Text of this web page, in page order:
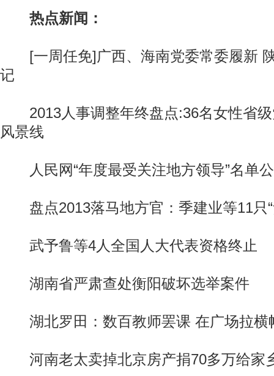
热点新闻：
[一周任免]广西、海南党委常委履新
记
2013人事调整年终盘点:36名女性省级
风景线
人民网“年度最受关注地方领导”名单
盘点2013落马地方官：季建业等11只“
武予鲁等4人全国人大代表资格终止
湖南省严肃查处衡阳破坏选举案件
湖北罗田：数百教师罢课 在广场拉横
河南老太卖掉北京房产捐70多万给家